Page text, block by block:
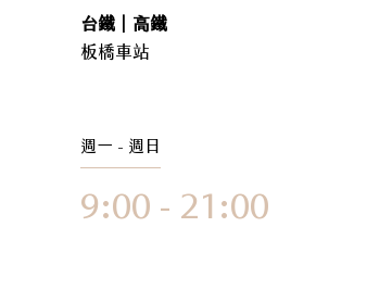
台鐵｜高鐵
板橋車站
週一 - 週日
9:00 - 21:00